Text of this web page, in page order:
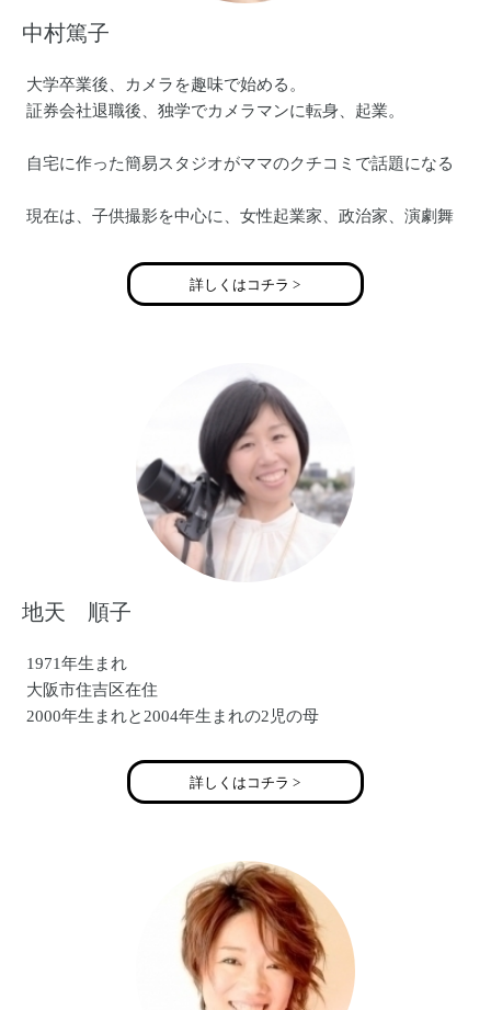
中村篤子
大学卒業後、カメラを趣味で始める。
証券会社退職後、独学でカメラマンに転身、起業。
自宅に作った簡易スタジオがママのクチコミで話題になる
現在は、子供撮影を中心に、女性起業家、政治家、演劇舞
メディア掲載・撮影実績
〇西宮阪急 「ベビーマタニティ撮影イベント」
〇産経新聞社主催「あんふぁん」撮影会
〇阪神百貨店 「関西キッズコレクション」撮影会
詳しくはコチラ >
地天 順子
1971年生まれ
大阪市住吉区在住
2000年生まれと2004年生まれの2児の母
詳しくはコチラ >